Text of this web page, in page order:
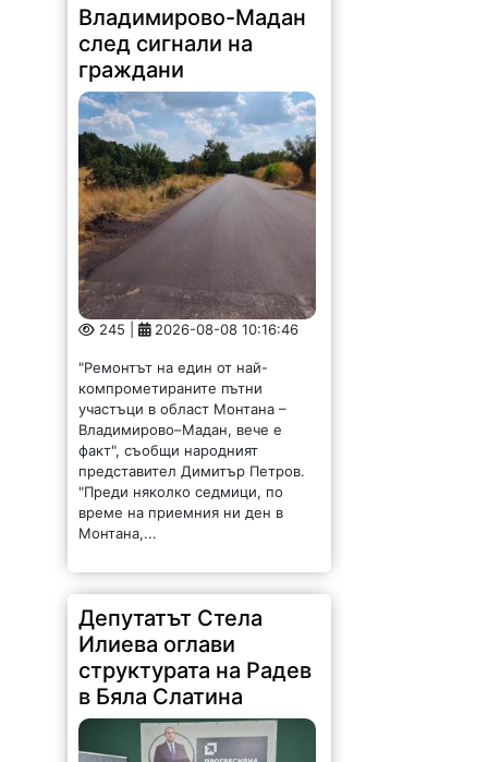
245 | 2026-08-08 10:16:46
"Ремонтът на един от най-
компрометираните пътни
участъци в област Монтана –
Владимирово–Мадан, вече е
факт", съобщи народният
представител Димитър Петров.
"Преди няколко седмици, по
време на приемния ни ден в
Депутатът Стела
Илиева оглави
структурата на Радев
в Бяла Слатина
680 | 2026-08-08 09:54:54